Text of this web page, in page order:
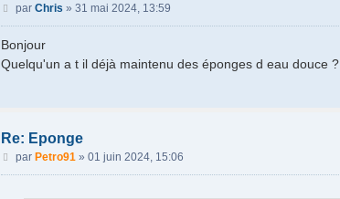
M
e
s
par Chris » 31 mai 2024, 13:59
Bonjour
Quelqu'un a t il déjà maintenu des éponges d eau douce ?
Re: Eponge
M
e
par Petro91» 01 juin 2024, 15:06